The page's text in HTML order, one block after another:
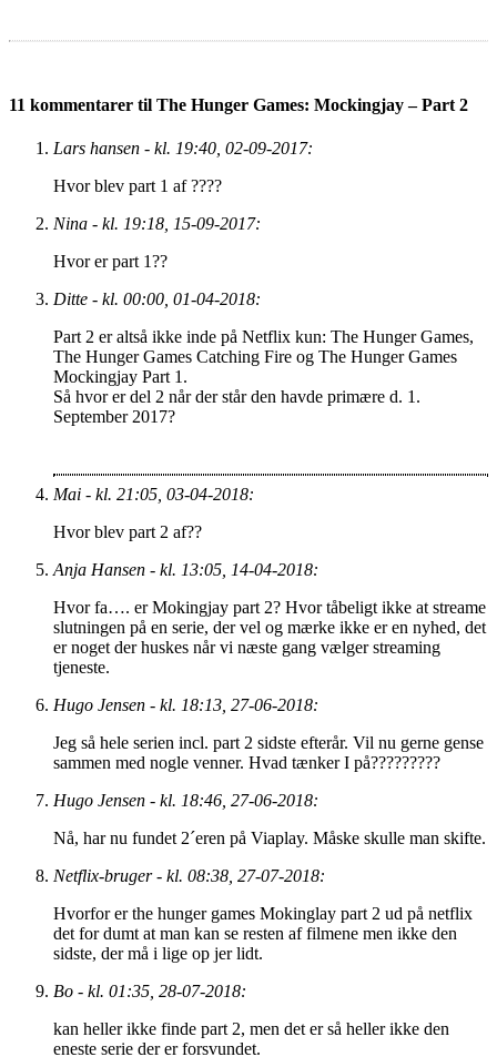
11 kommentarer til The Hunger Games: Mockingjay – Part 2
Lars hansen - kl. 19:40, 02-09-2017:
Hvor blev part 1 af ????
Nina - kl. 19:18, 15-09-2017:
Hvor er part 1??
Ditte - kl. 00:00, 01-04-2018:
Part 2 er altså ikke inde på Netflix kun: The Hunger Games,
The Hunger Games Catching Fire og The Hunger Games
Mockingjay Part 1.
Så hvor er del 2 når der står den havde primære d. 1.
September 2017?
Mai - kl. 21:05, 03-04-2018:
Hvor blev part 2 af??
Anja Hansen - kl. 13:05, 14-04-2018:
Hvor fa…. er Mokingjay part 2? Hvor tåbeligt ikke at streame
slutningen på en serie, der vel og mærke ikke er en nyhed, det
er noget der huskes når vi næste gang vælger streaming
tjeneste.
Hugo Jensen - kl. 18:13, 27-06-2018:
Jeg så hele serien incl. part 2 sidste efterår. Vil nu gerne gense
sammen med nogle venner. Hvad tænker I på?????????
Hugo Jensen - kl. 18:46, 27-06-2018:
Nå, har nu fundet 2´eren på Viaplay. Måske skulle man skifte.
Netflix-bruger - kl. 08:38, 27-07-2018:
Hvorfor er the hunger games Mokinglay part 2 ud på netflix
det for dumt at man kan se resten af filmene men ikke den
sidste, der må i lige op jer lidt.
Bo - kl. 01:35, 28-07-2018:
kan heller ikke finde part 2, men det er så heller ikke den
eneste serie der er forsvundet.